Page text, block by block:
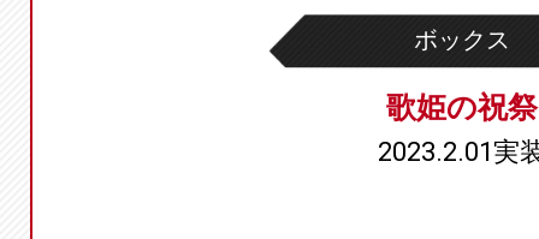
ボックス
歌姫の祝祭
2023.2.01実